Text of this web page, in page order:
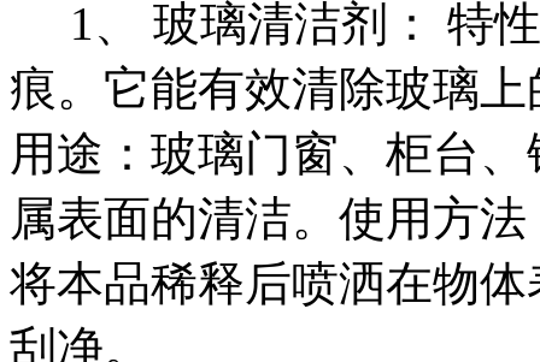
1、 玻璃清洁剂： 特
痕。它能有效清除玻璃
用途：玻璃门窗、柜台
属表面的清洁。使用方
将本品稀释后喷洒在物
刮净。